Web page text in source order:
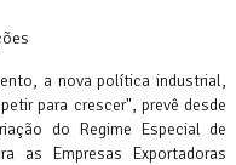
a nova política industrial,
para crescer", prevê desde
do Regime Especial de
as Empresas Exportadoras